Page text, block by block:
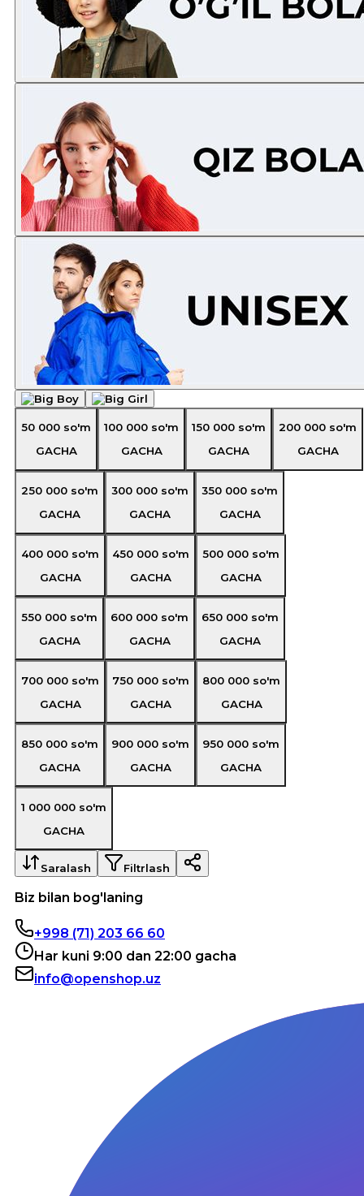
50 000 so'm
GACHA
100 000 so'm
GACHA
150 000 so'm
GACHA
200 000 so'm
GACHA
250 000 so'm
GACHA
300 000 so'm
GACHA
350 000 so'm
GACHA
400 000 so'm
GACHA
450 000 so'm
GACHA
500 000 so'm
GACHA
550 000 so'm
GACHA
600 000 so'm
GACHA
650 000 so'm
GACHA
700 000 so'm
GACHA
750 000 so'm
GACHA
800 000 so'm
GACHA
850 000 so'm
GACHA
900 000 so'm
GACHA
950 000 so'm
GACHA
1 000 000 so'm
GACHA
Saralash Filtrlash
Biz bilan bog'laning
+998 (71) 203 66 60
Har kuni 9:00 dan 22:00 gacha
info@openshop.uz